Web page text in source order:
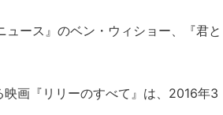
ース』のベン・ウィショー、『君と
画『リリーのすべて』は、2016年3